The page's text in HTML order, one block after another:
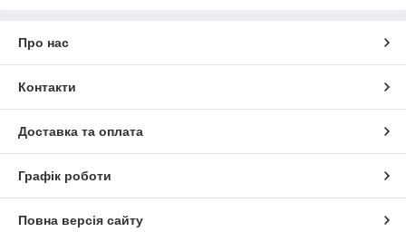
Про нас
Контакти
Доставка та оплата
Графік роботи
Повна версія сайту